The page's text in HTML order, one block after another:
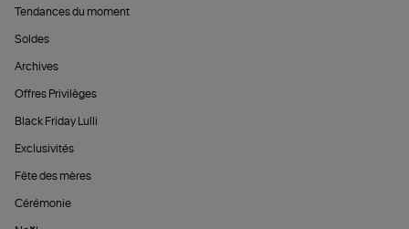
Tendances du moment
Soldes
Archives
Offres Privilèges
Black Friday Lulli
Exclusivités
Fête des mères
Cérémonie